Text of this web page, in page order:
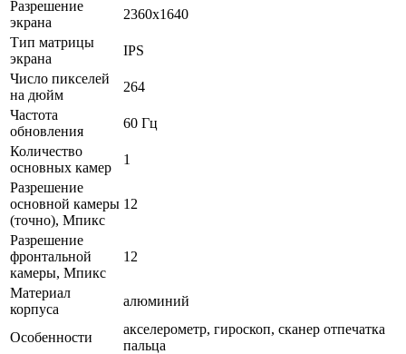
Разрешение
экрана
2360x1640
Тип матрицы
экрана
IPS
Число пикселей
на дюйм
264
Частота
обновления
60 Гц
Количество
основных камер
1
Разрешение
основной камеры
(точно), Мпикс
12
Разрешение
фронтальной
камеры, Мпикс
12
Материал
корпуса
алюминий
Особенности
акселерометр, гироскоп, cканер отпечатка
пальца